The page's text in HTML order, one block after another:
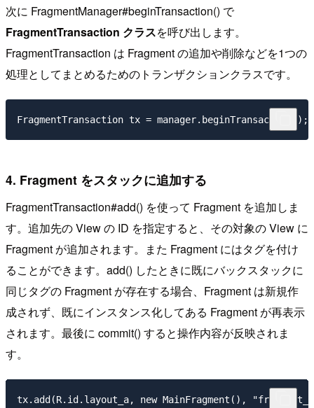
次に FragmentManager#beginTransaction() で
FragmentTransaction クラスを呼び出します。
FragmentTransaction は Fragment の追加や削除などを1つの
処理としてまとめるためのトランザクションクラスです。
4. Fragment をスタックに追加する
FragmentTransaction#add() を使って Fragment を追加しま
す。追加先の View の ID を指定すると、その対象の View に
Fragment が追加されます。また Fragment にはタグを付け
ることができます。add() したときに既にバックスタックに
同じタグの Fragment が存在する場合、Fragment は新規作
成されず、既にインスタンス化してある Fragment が再表示
されます。最後に commit() すると操作内容が反映されま
す。
tx.add(R.id.layout_a, new MainFragment(),